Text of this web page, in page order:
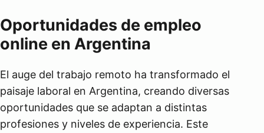
Oportunidades de empleo
online en Argentina
El auge del trabajo remoto ha transformado el
paisaje laboral en Argentina, creando diversas
oportunidades que se adaptan a distintas
profesiones y niveles de experiencia. Este